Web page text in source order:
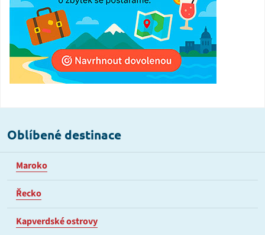
Oblíbené destinace
Maroko
Řecko
Kapverdské ostrovy